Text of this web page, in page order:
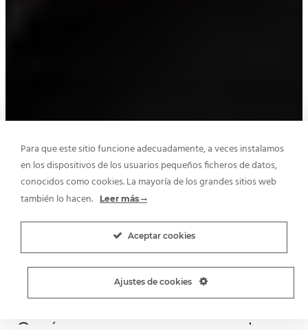
Para que este sitio funcione adecuadamente, a veces instalamos
en los dispositivos de los usuarios pequeños ficheros de datos,
conocidos como cookies. La mayoría de los grandes sitios web
también lo hacen.
Leer más
Aceptar cookies
Ajustes de cookies